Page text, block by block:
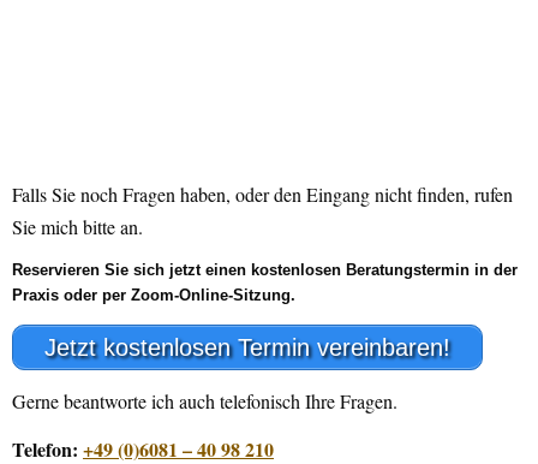
Falls Sie noch Fragen haben, oder den Eingang nicht finden, rufen
Sie mich bitte an.
Reservieren Sie sich jetzt einen kostenlosen Beratungstermin in der
Praxis oder per Zoom-Online-Sitzung.
Jetzt kostenlosen Termin vereinbaren!
Gerne beantworte ich auch telefonisch Ihre Fragen.
Telefon: +49 (0)6081 – 40 98 210